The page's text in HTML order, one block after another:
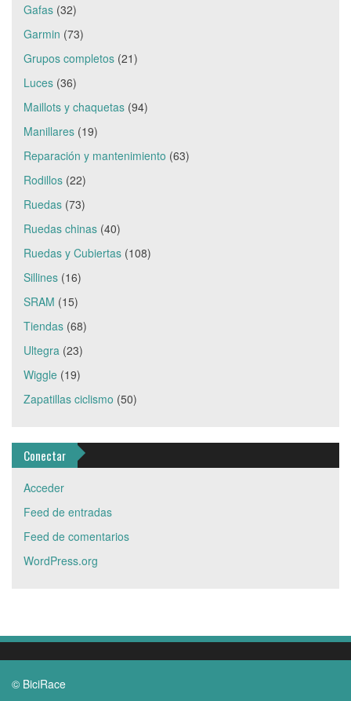
Gafas (32)
Garmin (73)
Grupos completos (21)
Luces (36)
Maillots y chaquetas (94)
Manillares (19)
Reparación y mantenimiento (63)
Rodillos (22)
Ruedas (73)
Ruedas chinas (40)
Ruedas y Cubiertas (108)
Sillines (16)
SRAM (15)
Tiendas (68)
Ultegra (23)
Wiggle (19)
Zapatillas ciclismo (50)
Conectar
Acceder
Feed de entradas
Feed de comentarios
WordPress.org
© BiciRace